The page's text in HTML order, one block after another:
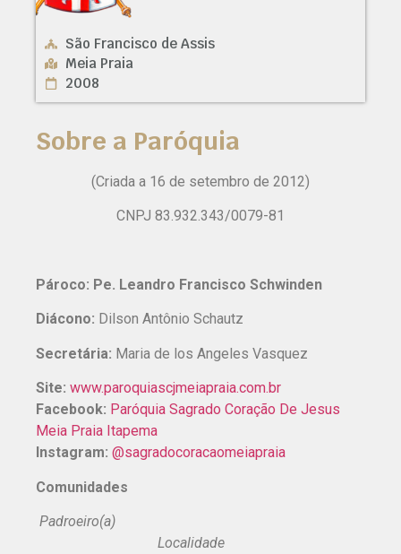
São Francisco de Assis
Meia Praia
2008
Sobre a Paróquia
(Criada a 16 de setembro de 2012)
CNPJ 83.932.343/0079-81
Pároco: Pe. Leandro Francisco Schwinden
Diácono: Dilson Antônio Schautz
Secretária: Maria de los Angeles Vasquez
Site: www.paroquiascjmeiapraia.com.br
Facebook: Paróquia Sagrado Coração De Jesus
Meia Praia Itapema
Instagram: @sagradocoracaomeiapraia
Comunidades
Padroeiro(a)
Localidade